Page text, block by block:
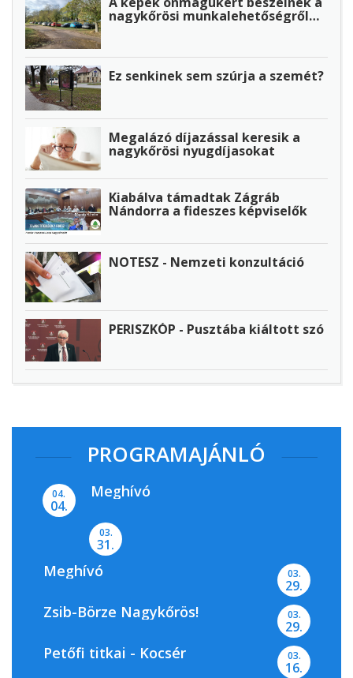
nagykőrösi munkalehetőségről…
Ez senkinek sem szúrja a szemét?
Megalázó díjazással keresik a
nagykőrösi nyugdíjasokat
Kiabálva támadtak Zágráb
Nándorra a fideszes képviselők
NOTESZ - Nemzeti konzultáció
PERISZKÓP - Pusztába kiáltott szó
PROGRAMAJÁNLÓ
04.
04.
Meghívó
03.
31.
Meghívó 03.
29.
Zsib-Börze Nagykőrös! 03.
29.
Petőfi titkai - Kocsér 03.
16.